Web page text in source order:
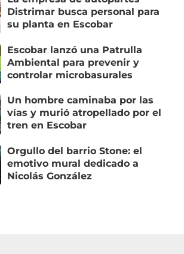
Distrimar busca personal para
su planta en Escobar
Escobar lanzó una Patrulla
Ambiental para prevenir y
controlar microbasurales
Un hombre caminaba por las
vías y murió atropellado por el
tren en Escobar
Orgullo del barrio Stone: el
emotivo mural dedicado a
Nicolás González